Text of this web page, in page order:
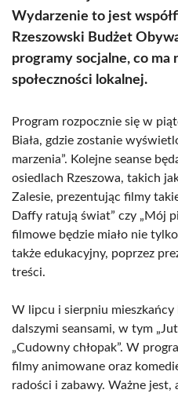
Wydarzenie to jest
Rzeszowski Budżet
programy socjalne, co ma
społeczności lokalnej.
Program rozpocznie się w
Biała, gdzie zostanie
marzenia”. Kolejne seanse
osiedlach Rzeszowa, takich
Zalesie, prezentując filmy
Daffy ratują świat” czy „Mój
filmowe będzie miało nie
także edukacyjny, poprzez
treści.
W lipcu i sierpniu mieszkańcy
dalszymi seansami, w tym
„Cudowny chłopak”. W
filmy animowane oraz
radości i zabawy. Ważne jest,